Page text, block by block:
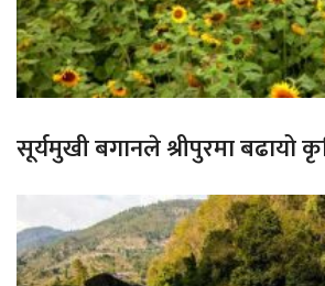
सूर्यमुखी बगानले श्रीपुरमा बढायो